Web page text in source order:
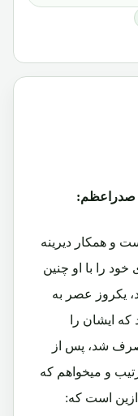
صدراعظم:
و همکار دیرینه
را با او چنین
یکروز عصر به
ایشان را
شد، پس از
و میخواهم که
است که: